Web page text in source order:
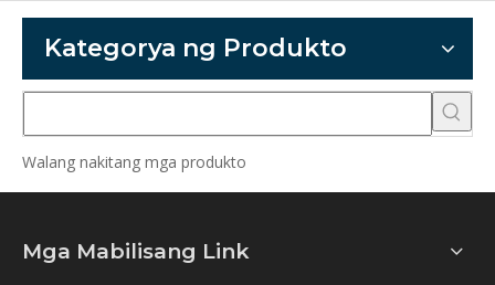
Kategorya ng Produkto
Walang nakitang mga produkto
Mga Mabilisang Link